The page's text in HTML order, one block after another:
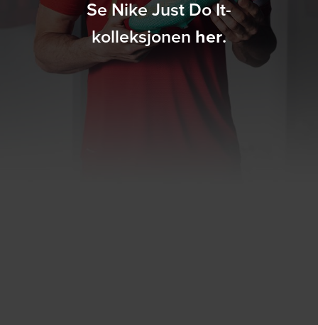
Se Nike Just Do It-
kolleksjonen her.